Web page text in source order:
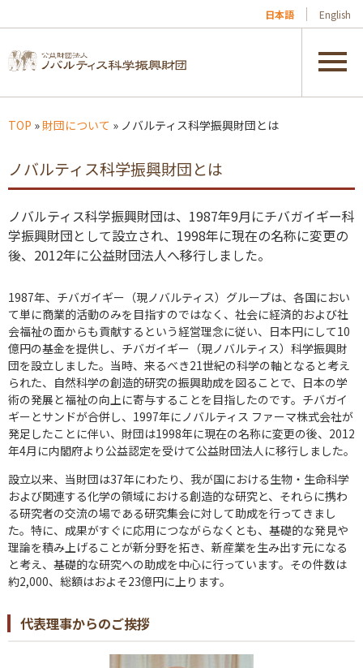
日本語 English
TOP » 財団について » ノバルティス科学振興財団とは
ノバルティス科学振興財団とは
ノバルティス科学振興財団は、1987年9月にチバガイギー科
学振興財団として設立され、1998年に現在の名称に変更の
後、2012年に公益財団法人へ移行しました。
1987年、チバガイギー（現ノバルティス）グループは、各国におい
て単に商業的活動のみを目指すのではなく、社会に経済的および社
会福祉の面からも貢献するという経営理念に従い、日本円にして10
億円の基金を提供し、チバガイギー（現ノバルティス）科学振興財
団を設立しました。当時、来るべき21世紀の科学の軸となると考え
られた、自然科学の創造的研究の振興助成を図ることで、日本の学
術の発展と福祉の向上に寄与することを目指したのです。チバガイ
ギーとサンドが合併し、1997年にノバルティス ファーマ株式会社が
発足したことに伴い、財団は1998年に現在の名称に変更の後、2012
年4月に内閣府より公益認定を受けて公益財団法人に移行しました。
設立以来、当財団は37年にわたり、我が国における生物・生命科学
および関連する化学の領域における創造的な研究と、それらに携わ
る研究者の交流の場である研究集会に対して助成を行ってきまし
た。特に、成果がすぐに応用につながらなくとも、基礎的な発見や
理論を積み上げることが新分野を拓き、新産業を生み出す元になる
と考え、基礎的な研究への助成を中心に行っています。その件数は
約2,000、総額はおよそ23億円に上ります。
代表理事からのご挨拶